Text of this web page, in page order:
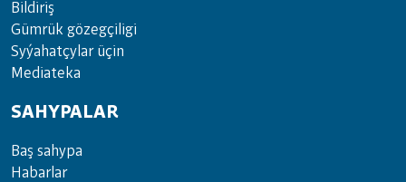
Bil­di­riş
Güm­rük gö­zeg­çi­li­gi
Sy­ýa­hat­çy­lar ü­çin
Media­teka
SAHYPALAR
Baş sahypa
Habarlar